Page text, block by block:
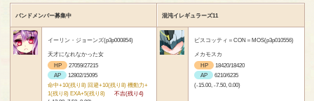
バンドメンバー募集中 混沌イレギュラーズ11
イーリン・ジョーンズ(p3p000854)
天才になれなかった女
HP
27059/27215
AP
12802/15095
命中+10(残り8) 回避+10(残り8) 機動力+
1(残り8) EXA+5(残り8)
不吉(残り4)
ビスコッティ＝CON＝MOS(p3p010556)
メカモスカ
HP
18420/18420
AP
6210/6235
(-15.00, -7.50, 0.00)